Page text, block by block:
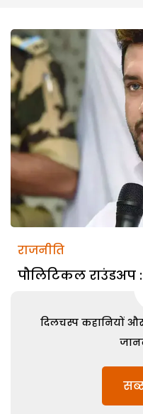
राजनीति
पौलिटिकल राउंडअप
दिलचस्प कहानियों